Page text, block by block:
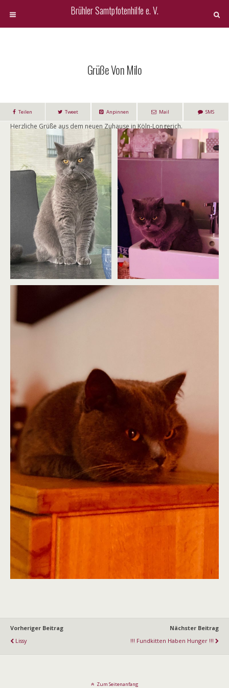
Brühler Samtpfotenhilfe e. V.
Grüße Von Milo
Teilen Tweet Anpinnen Mail SMS
Herzliche Grüße aus dem neuen Zuhause in Köln-Longerich.
Vorheriger Beitrag
Lissy
Nächster Beitrag
!!! Fundkitten Haben Hunger !!!
Zum Seitenanfang